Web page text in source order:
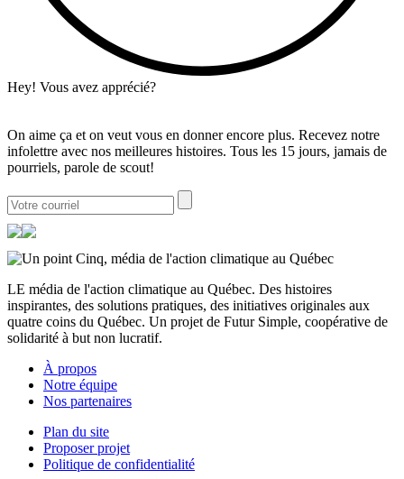
Hey! Vous avez apprécié?
On aime ça et on veut vous en donner encore plus. Recevez notre
infolettre avec nos meilleures histoires. Tous les 15 jours, jamais de
pourriels, parole de scout!
LE média de l'action climatique au Québec. Des histoires
inspirantes, des solutions pratiques, des initiatives originales aux
quatre coins du Québec. Un projet de Futur Simple, coopérative de
solidarité à but non lucratif.
À propos
Notre équipe
Nos partenaires
Plan du site
Proposer projet
Politique de confidentialité